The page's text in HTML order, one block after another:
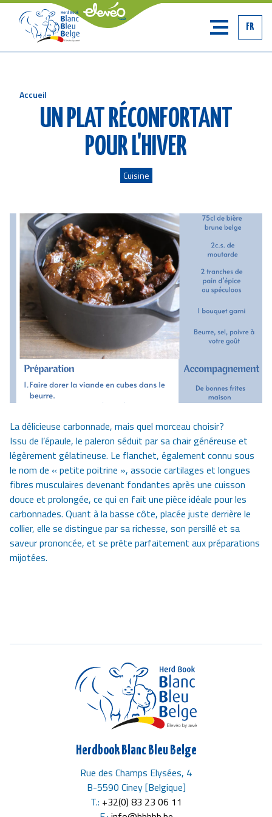
FR
Accueil
UN PLAT RÉCONFORTANT
POUR L'HIVER
Cuisine
La délicieuse carbonnade, mais quel morceau choisir?
Issu de l’épaule, le paleron séduit par sa chair généreuse et
légèrement gélatineuse. Le flanchet, également connu sous
le nom de « petite poitrine », associe cartilages et longues
fibres musculaires devenant fondantes après une cuisson
douce et prolongée, ce qui en fait une pièce idéale pour les
carbonnades. Quant à la basse côte, placée juste derrière le
collier, elle se distingue par sa richesse, son persillé et sa
saveur prononcée, et se prête parfaitement aux préparations
mijotées.
Herdbook Blanc Bleu Belge
Rue des Champs Elysées, 4
B-5590 Ciney [Belgique]
T.: +32(0) 83 23 06 11